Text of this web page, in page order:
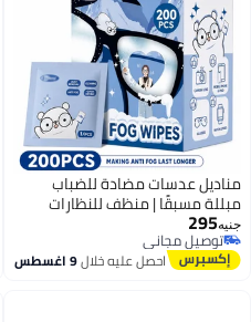
مناديل عدسات مضادة للضباب
مبللة مسبقًا | منظف للنظارات
ينظف بأمان النظارات، والنظارات
الشمسية، وشاشة الهاتف،
والإلكترونيات، وعدسات الكاميرا
جنيه295
توصيل مجاني
توصيل مجانياحصل عليه خلال9 اغسطس